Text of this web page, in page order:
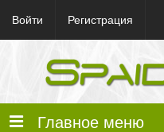
Войти Регистрация
Главное меню